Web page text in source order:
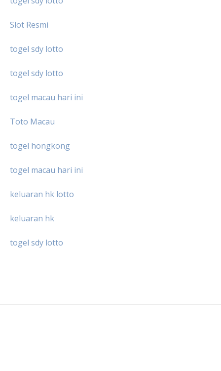
Slot Resmi
togel sdy lotto
togel sdy lotto
togel macau hari ini
Toto Macau
togel hongkong
togel macau hari ini
keluaran hk lotto
keluaran hk
togel sdy lotto